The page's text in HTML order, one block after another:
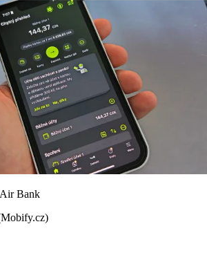
Bank